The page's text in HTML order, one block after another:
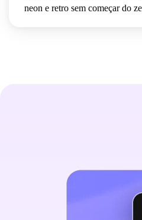
neon e retro sem começar do